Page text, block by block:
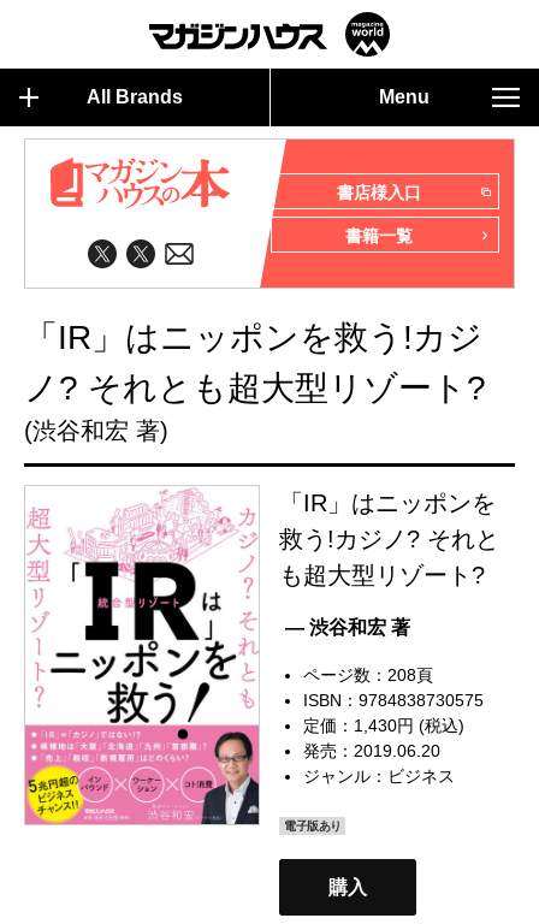
All Brands Menu
書店様入口
書籍一覧
「IR」はニッポンを救う!カジ
ノ? それとも超大型リゾート?
(渋谷和宏 著)
「IR」はニッポンを
救う!カジノ? それと
も超大型リゾート?
— 渋谷和宏 著
ページ数：208頁
ISBN：9784838730575
定価：1,430円 (税込)
発売：2019.06.20
ジャンル： ビジネス
電子版あり
購入